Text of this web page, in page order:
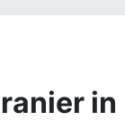
in